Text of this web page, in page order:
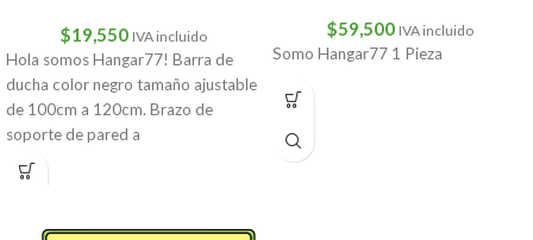
$19,550 IVA incluido
Hola somos Hangar77! Barra de
ducha color negro tamaño ajustable
de 100cm a 120cm. Brazo de
soporte de pared a
$59,500 IVA incluido
Somo Hangar77 1 Pieza